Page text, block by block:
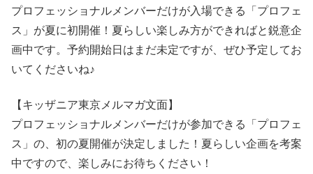
プロフェッショナルメンバーだけが入場できる「プロフェ
ス」が夏に初開催！夏らしい楽しみ方ができればと鋭意企
画中です。予約開始日はまだ未定ですが、ぜひ予定してお
いてくださいね♪
【キッザニア東京メルマガ文面】
プロフェッショナルメンバーだけが参加できる「プロフェ
ス」の、初の夏開催が決定しました！夏らしい企画を考案
中ですので、楽しみにお待ちください！